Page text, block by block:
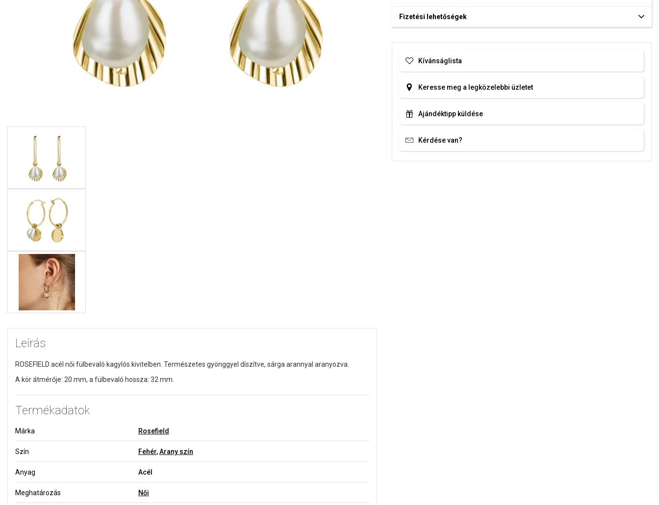
Leírás
ROSEFIELD acél női fülbevaló kagylós kivitelben. Természetes gyönggyel díszítve, sárga arannyal aranyozva.
A kör átmérője: 20 mm, a fülbevaló hossza: 32 mm.
Termékadatok
Márka Rosefield
Szín Fehér,Arany szín
Anyag Acél
Meghatározás Női
Fizetési lehetőségek
Kívánságlista
Keresse meg a legközelebbi üzletet
Ajándéktipp küldése
Kérdése van?